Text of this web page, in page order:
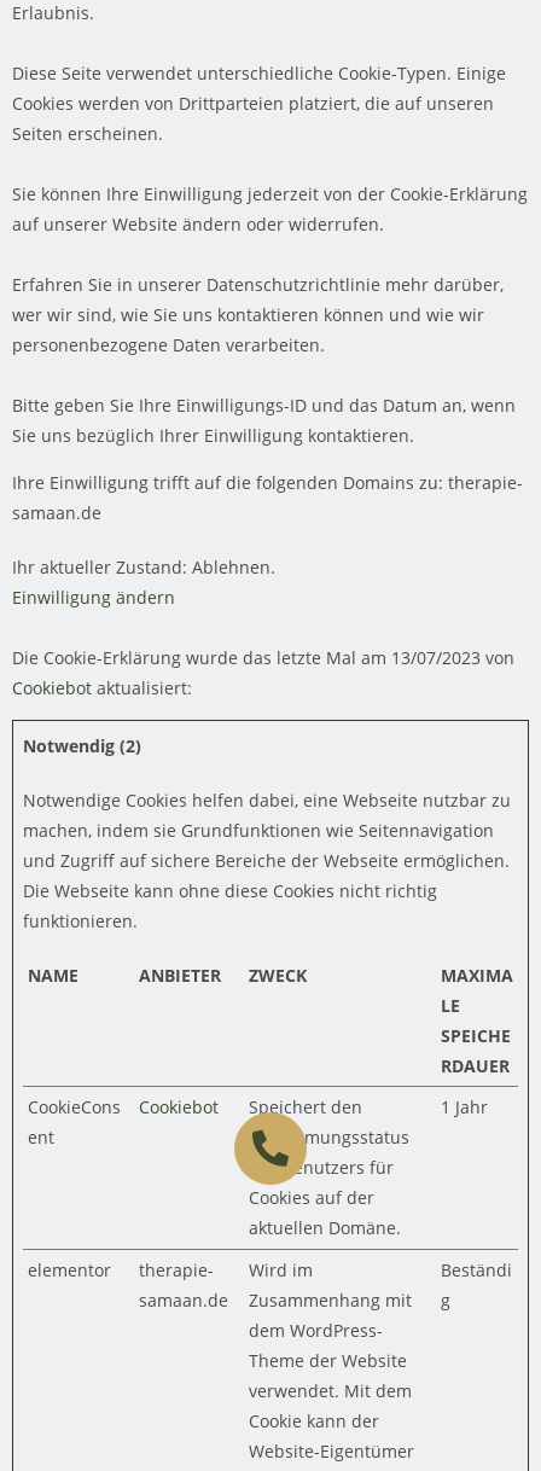
Erlaubnis.
Diese Seite verwendet unterschiedliche Cookie-Typen. Einige
Cookies werden von Drittparteien platziert, die auf unseren
Seiten erscheinen.
Sie können Ihre Einwilligung jederzeit von der Cookie-Erklärung
auf unserer Website ändern oder widerrufen.
Erfahren Sie in unserer Datenschutzrichtlinie mehr darüber,
wer wir sind, wie Sie uns kontaktieren können und wie wir
personenbezogene Daten verarbeiten.
Bitte geben Sie Ihre Einwilligungs-ID und das Datum an, wenn
Sie uns bezüglich Ihrer Einwilligung kontaktieren.
Ihre Einwilligung trifft auf die folgenden Domains zu: therapie-
samaan.de
Ihr aktueller Zustand: Ablehnen.
Einwilligung ändern
Die Cookie-Erklärung wurde das letzte Mal am 13/07/2023 von
Cookiebot aktualisiert:
Notwendig (2)
Notwendige Cookies helfen dabei, eine Webseite nutzbar zu
machen, indem sie Grundfunktionen wie Seitennavigation
und Zugriff auf sichere Bereiche der Webseite ermöglichen.
Die Webseite kann ohne diese Cookies nicht richtig
funktionieren.
NAME ANBIETER ZWECK
MAXIMA
LE
SPEICHE
RDAUER
CookieCons
ent
Cookiebot
Speichert den
Zustimmungsstatus
des Benutzers für
Cookies auf der
aktuellen Domäne.
1 Jahr
elementor
therapie-
samaan.de
Wird im
Zusammenhang mit
dem WordPress-
Theme der Website
verwendet. Mit dem
Cookie kann der
Website-Eigentümer
Beständi
g